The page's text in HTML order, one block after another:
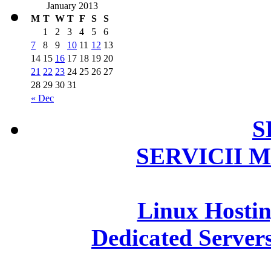
January 2013
M T W T F S S
« Dec
1 2 3 4 5
6
7
8 9 10 11 12 13
14 15 16 17 18 19 20
21 22 23 24 25 26 27
28 29 30 31
SERVICII
Linux
Dedicated